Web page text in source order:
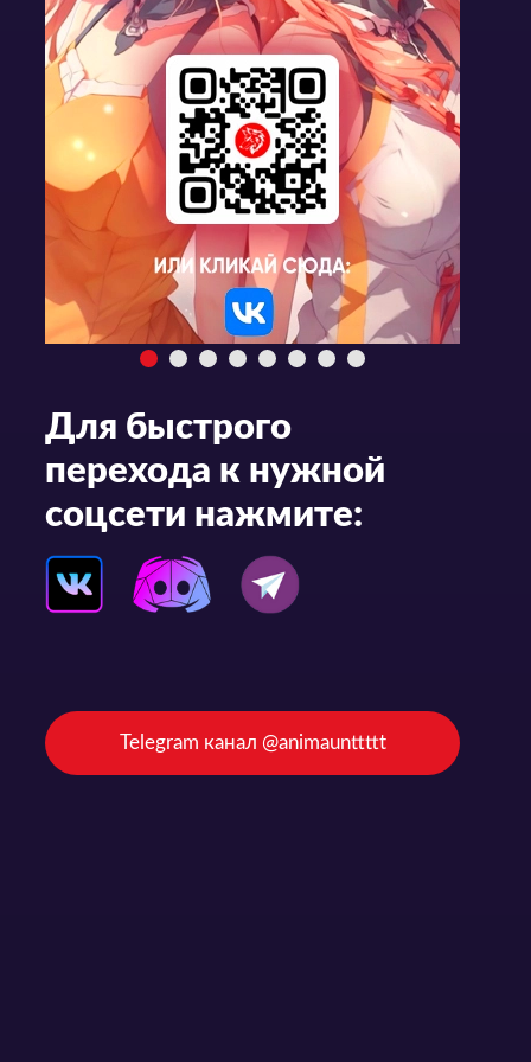
Для быстрого
перехода к нужной
соцсети нажмите:
Telegram канал @animaunttttt